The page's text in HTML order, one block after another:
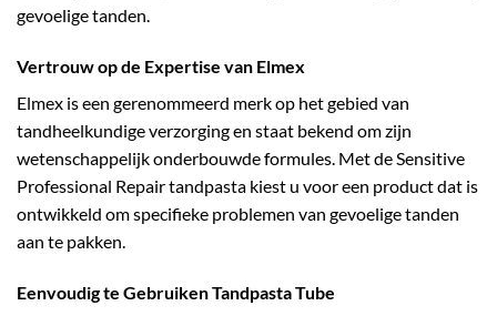
gevoelige tanden.
Vertrouw op de Expertise van Elmex
Elmex is een gerenommeerd merk op het gebied van
tandheelkundige verzorging en staat bekend om zijn
wetenschappelijk onderbouwde formules. Met de Sensitive
Professional Repair tandpasta kiest u voor een product dat is
ontwikkeld om specifieke problemen van gevoelige tanden
aan te pakken.
Eenvoudig te Gebruiken Tandpasta Tube